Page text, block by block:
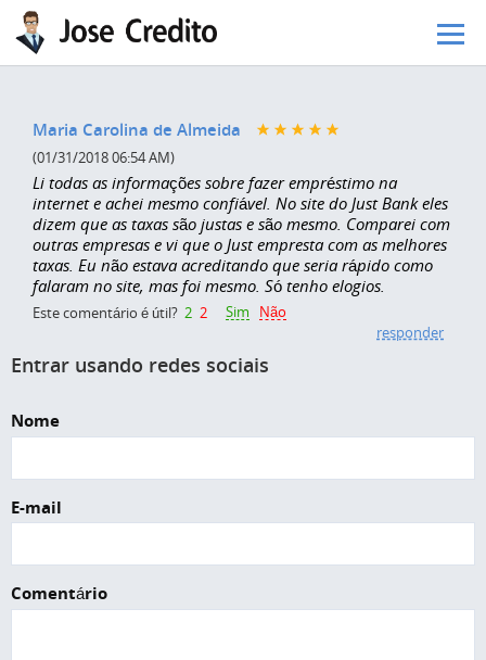
Pular para o conteúdo principal
Maria Carolina de Almeida
(01/31/2018 06:54 AM)
Li todas as informações sobre fazer empréstimo na
internet e achei mesmo confiável. No site do Just Bank eles
dizem que as taxas são justas e são mesmo. Comparei com
outras empresas e vi que o Just empresta com as melhores
taxas. Eu não estava acreditando que seria rápido como
falaram no site, mas foi mesmo. Só tenho elogios.
Este comentário é útil? 2 2 Sim
Não
responder
Entrar usando redes sociais
Nome
E-mail
Comentário